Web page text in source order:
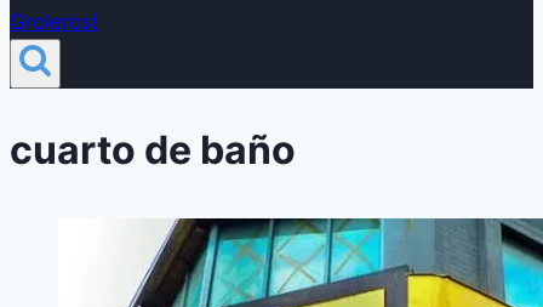
Groleros!
cuarto de baño